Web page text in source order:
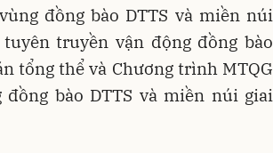
đồng bào DTTS và miền núi
truyền vận động đồng bào
tổng thể và Chương trình MTQG
bào DTTS và miền núi giai